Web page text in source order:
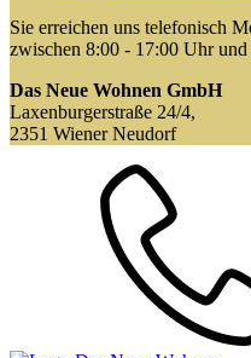
Sie erreichen uns telefonisch
zwischen 8:00 - 17:00 Uhr
Das Neue Wohnen GmbH
Laxenburgerstraße 24/4,
2351 Wiener Neudorf